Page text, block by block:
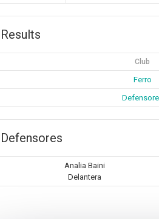
Results
Club
Ferro
Defensores
Analia Baini
Delantera